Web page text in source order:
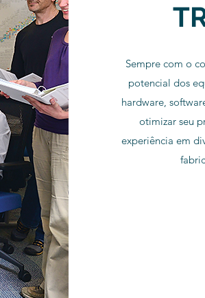
Sempre com o
potencial dos
hardware,
otimizar seu
experiência em